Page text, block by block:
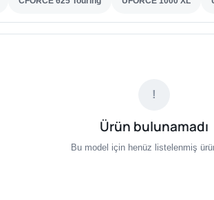
!
Ürün bulunamadı
Bu model için henüz listelenmiş